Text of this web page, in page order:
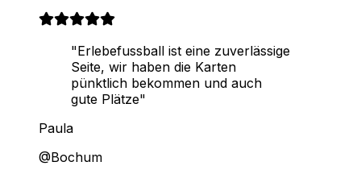
"Erlebefussball ist eine zuverlässige
Seite, wir haben die Karten
pünktlich bekommen und auch
gute Plätze"
Paula
@Bochum